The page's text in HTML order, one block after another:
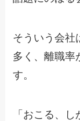
そういう会社
多く、離職率
す。
「おこる、